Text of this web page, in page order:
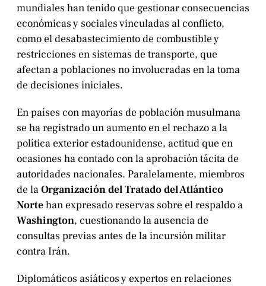
mundiales han tenido que gestionar consecuencias
económicas y sociales vinculadas al conflicto,
como el desabastecimiento de combustible y
restricciones en sistemas de transporte, que
afectan a poblaciones no involucradas en la toma
de decisiones iniciales.
En países con mayorías de población musulmana
se ha registrado un aumento en el rechazo a la
política exterior estadounidense, actitud que en
ocasiones ha contado con la aprobación tácita de
autoridades nacionales. Paralelamente, miembros
de laOrganización del Tratado del Atlántico
Nortehan expresado reservas sobre el respaldo a
Washington, cuestionando la ausencia de
consultas previas antes de la incursión militar
contra Irán.
Diplomáticos asiáticos y expertos en relaciones